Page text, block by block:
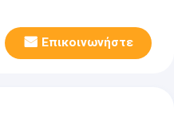
Επικοινωνήστε